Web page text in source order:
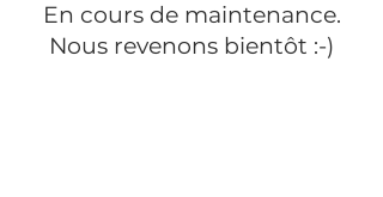
En cours de maintenance.
Nous revenons bientôt :-)